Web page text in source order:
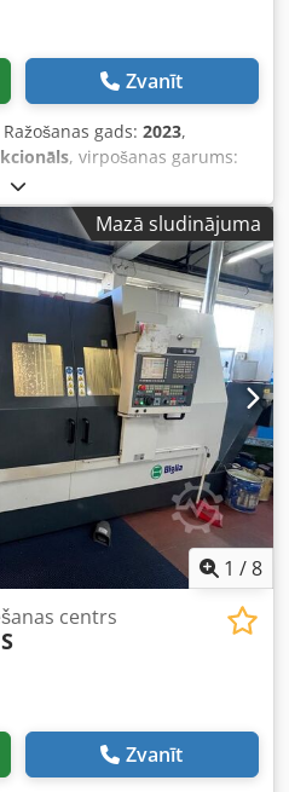
Zvanīt
Ražošanas gads: 2023,
, virpošanas garums:
(maks.):4 000 apgr./min,
PUMA 2600Y Uzstādīšanas
- Capto C3 taisnais
leņķa turētājs: 1 gab.
spīļpatronta Capto: 10 gab. -
- Weldon Ø20 turētājs
plaukts: 1 gab. -
+ 1 gab. Ø19,5
Mazā sludinājuma
1 /8
centrs
Zvanīt